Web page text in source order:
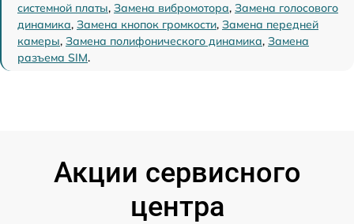
системной платы, Замена вибромотора, Замена голосового
динамика, Замена кнопок громкости, Замена передней
камеры, Замена полифонического динамика, Замена
разъема SIM.
Акции сервисного
центра